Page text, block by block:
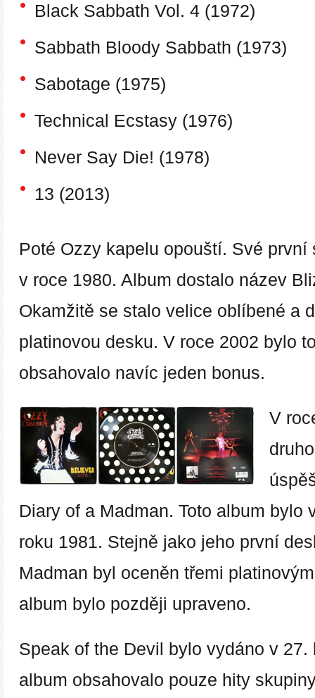
Black Sabbath Vol. 4 (1972)
Sabbath Bloody Sabbath (1973)
Sabotage (1975)
Technical Ecstasy (1976)
Never Say Die! (1978)
13 (2013)
Poté Ozzy kapelu opouští. Své
v roce 1980. Album dostalo název
Okamžitě se stalo velice oblíbené a
platinovou desku. V roce 2002 bylo
obsahovalo navíc jeden bonus.
V
Diary of a Madman. Toto album bylo
roku 1981. Stejně jako jeho první
Madman byl oceněn třemi
album bylo později upraveno.
Speak of the Devil bylo vydáno v 27.
album obsahovalo pouze hity